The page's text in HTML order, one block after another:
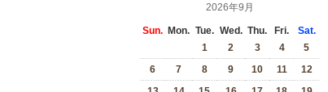
2026年9月
Sun. Mon. Tue. Wed. Thu. Fri.
Sat.
1
2 3 4
5
6
7 8 9 10 11
12